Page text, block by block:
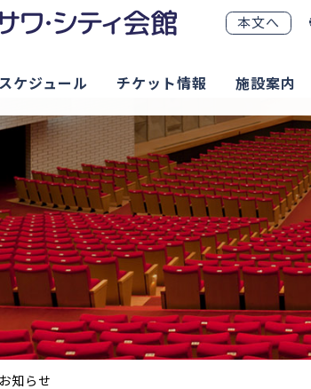
本文へ
ケジュール チケット情報 施設案内
お知らせ